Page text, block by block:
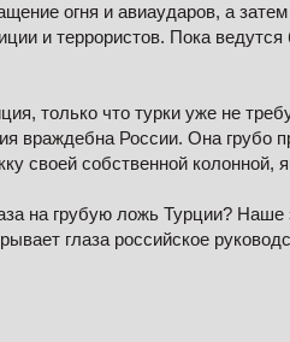
огня и авиаударов, а
и террористов. Пока
только что турки уже не
враждебна России. Она грубо
своей собственной колонной,
на грубую ложь Турции?
глаза российское